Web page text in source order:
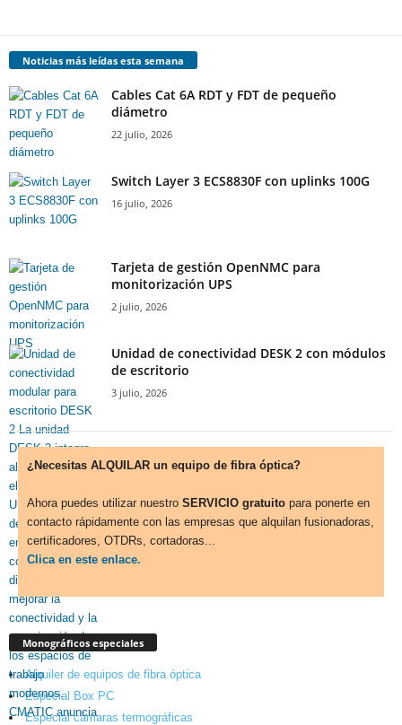
Noticias más leídas esta semana
Cables Cat 6A RDT y FDT de pequeño
diámetro
22 julio, 2026
Switch Layer 3 ECS8830F con uplinks 100G
16 julio, 2026
Tarjeta de gestión OpenNMC para
monitorización UPS
2 julio, 2026
Unidad de conectividad DESK 2 con módulos
de escritorio
3 julio, 2026
¿Necesitas ALQUILAR un equipo de fibra óptica?
Ahora puedes utilizar nuestro SERVICIO gratuito para ponerte en
contacto rápidamente con las empresas que alquilan fusionadoras,
certificadores, OTDRs, cortadoras...
Clica en este enlace.
Monográficos especiales
Alquiler de equipos de fibra óptica
Especial Box PC
Especial cámaras termográficas